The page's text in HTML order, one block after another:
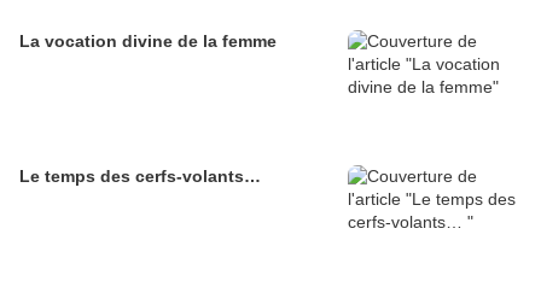
La vocation divine de la femme
Le temps des cerfs-volants…